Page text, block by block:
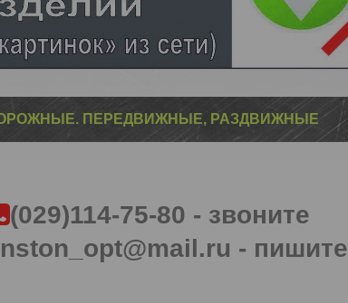
ПЕРЕДВИЖНЫЕ, РАЗДВИЖНЫЕ
(029)114-75-80 - звоните
- пишите